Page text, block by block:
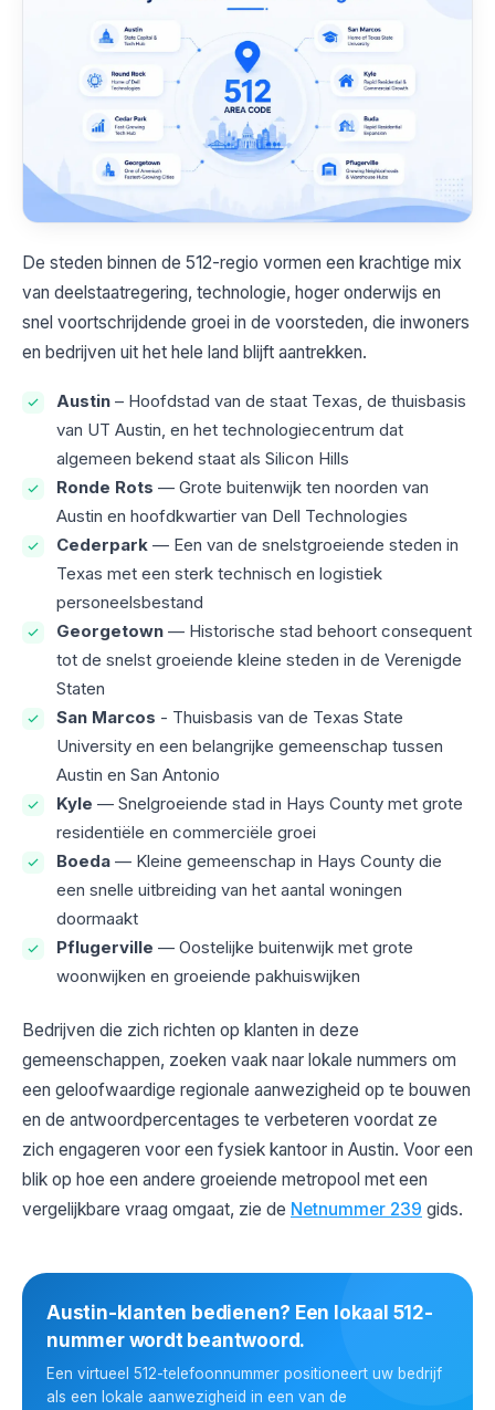
De steden binnen de 512-regio vormen een krachtige mix
van deelstaatregering, technologie, hoger onderwijs en
snel voortschrijdende groei in de voorsteden, die inwoners
en bedrijven uit het hele land blijft aantrekken.
Austin – Hoofdstad van de staat Texas, de thuisbasis
van UT Austin, en het technologiecentrum dat
algemeen bekend staat als Silicon Hills
Ronde Rots — Grote buitenwijk ten noorden van
Austin en hoofdkwartier van Dell Technologies
Cederpark — Een van de snelstgroeiende steden in
Texas met een sterk technisch en logistiek
personeelsbestand
Georgetown — Historische stad behoort consequent
tot de snelst groeiende kleine steden in de Verenigde
Staten
San Marcos - Thuisbasis van de Texas State
University en een belangrijke gemeenschap tussen
Austin en San Antonio
Kyle — Snelgroeiende stad in Hays County met grote
residentiële en commerciële groei
Boeda — Kleine gemeenschap in Hays County die
een snelle uitbreiding van het aantal woningen
doormaakt
Pflugerville — Oostelijke buitenwijk met grote
woonwijken en groeiende pakhuiswijken
Bedrijven die zich richten op klanten in deze
gemeenschappen, zoeken vaak naar lokale nummers om
een ​​geloofwaardige regionale aanwezigheid op te bouwen
en de antwoordpercentages te verbeteren voordat ze
zich engageren voor een fysiek kantoor in Austin. Voor een
blik op hoe een andere groeiende metropool met een
vergelijkbare vraag omgaat, zie de Netnummer 239 gids.
Austin-klanten bedienen? Een lokaal 512-
nummer wordt beantwoord.
Een virtueel 512-telefoonnummer positioneert uw bedrijf
als een lokale aanwezigheid in een van de